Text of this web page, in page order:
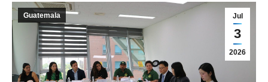
Jul
3
2026
Guatemala